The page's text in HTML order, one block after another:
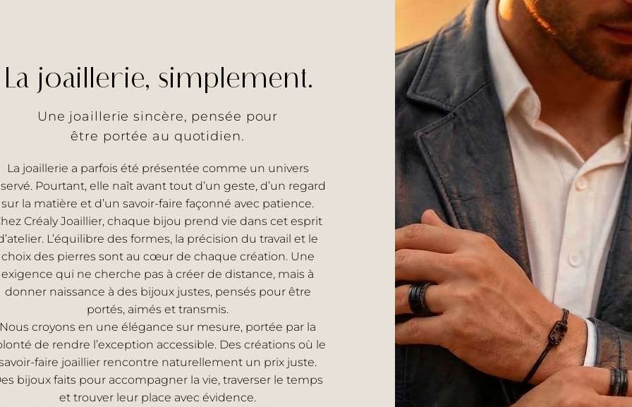
La joaillerie, simplement.
Une joaillerie sincère, pensée pour
être portée au quotidien.
La joaillerie a parfois été présentée comme un univers
Pourtant, elle naît avant tout d’un geste, d’un regard
sur la matière et d’un savoir-faire façonné avec patience.
Créaly Joaillier, chaque bijou prend vie dans cet esprit
L’équilibre des formes, la précision du travail et le
choix des pierres sont au cœur de chaque création. Une
exigence qui ne cherche pas à créer de distance, mais à
donner naissance à des bijoux justes, pensés pour être
portés, aimés et transmis.
Nous croyons en une élégance sur mesure, portée par la
de rendre l’exception accessible. Des créations où le
faire joaillier rencontre naturellement un prix juste.
bijoux faits pour accompagner la vie, traverser le temps
et trouver leur place avec évidence.